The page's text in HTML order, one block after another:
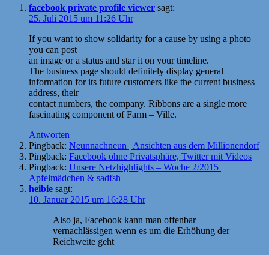
facebook private profile viewer sagt:
25. Juli 2015 um 11:26 Uhr
If you want to show solidarity for a cause by using a photo
you can post
an image or a status and star it on your timeline.
The business page should definitely display general
information for its future customers like the current business
address, their
contact numbers, the company. Ribbons are a single more
fascinating component of Farm – Ville.
Antworten
Pingback: Neunnachneun | Ansichten aus dem Millionendorf
Pingback: Facebook ohne Privatsphäre, Twitter mit Videos
Pingback: Unsere Netzhighlights – Woche 2/2015 |
Apfelmädchen & sadfsh
heibie sagt:
10. Januar 2015 um 16:28 Uhr
Also ja, Facebook kann man offenbar
vernachlässigen wenn es um die Erhöhung der
Reichweite geht